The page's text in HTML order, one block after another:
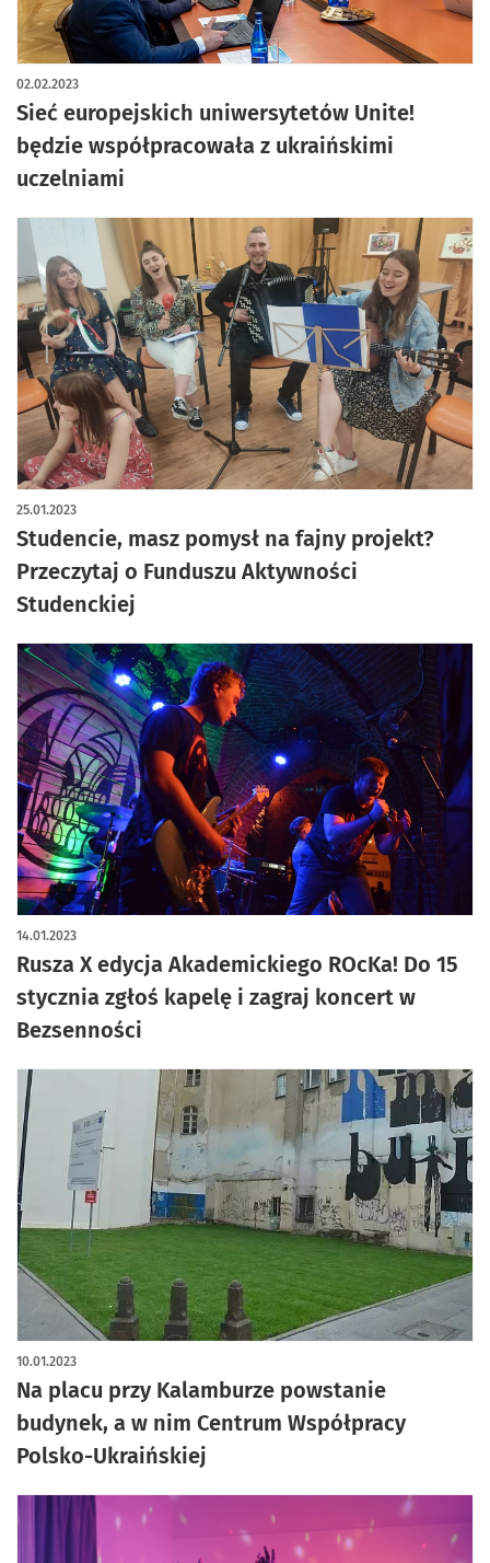
Sieć europejskich uniwersytetów Unite!
będzie współpracowała z ukraińskimi
uczelniami
02.02.2023
Studencie, masz pomysł na fajny projekt?
Przeczytaj o Funduszu Aktywności
Studenckiej
25.01.2023
Rusza X edycja Akademickiego ROcKa! Do 15
stycznia zgłoś kapelę i zagraj koncert w
Bezsenności
14.01.2023
Na placu przy Kalamburze powstanie
budynek, a w nim Centrum Współpracy
Polsko-Ukraińskiej
10.01.2023